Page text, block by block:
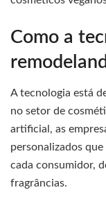
Como a
A tecnologia está
no setor de
artificial, as
personalizados
cada consumidor,
fragrâncias.